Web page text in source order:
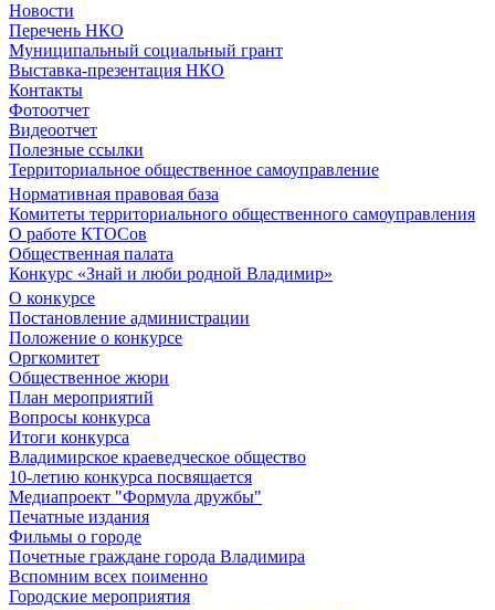
Новости
Перечень НКО
Муниципальный социальный грант
Выставка-презентация НКО
Контакты
Фотоотчет
Видеоотчет
Полезные ссылки
Территориальное общественное самоуправление
Нормативная правовая база
Комитеты территориального общественного самоуправления
О работе КТОСов
Общественная палата
Конкурс «Знай и люби родной Владимир»
О конкурсе
Постановление администрации
Положение о конкурсе
Оргкомитет
Общественное жюри
План мероприятий
Вопросы конкурса
Итоги конкурса
Владимирское краеведческое общество
10-летию конкурса посвящается
Медиапроект "Формула дружбы"
Печатные издания
Фильмы о городе
Почетные граждане города Владимира
Вспомним всех поименно
Городские мероприятия